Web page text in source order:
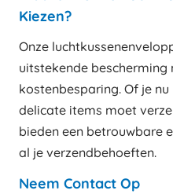
Kiezen?
Onze
uitstekende
kostenbesparing. Of je
delicate items moet
bieden een betrouwbare
al je verzendbehoeften.
Neem Contact Op